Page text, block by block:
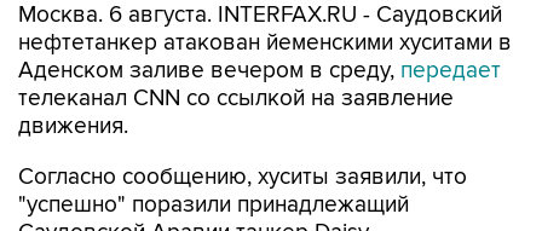
Москва. 6 августа. INTERFAX.RU - Саудовский
нефтетанкер атакован йеменскими хуситами в
Аденском заливе вечером в среду, передает
телеканал CNN со ссылкой на заявление
движения.
Согласно сообщению, хуситы заявили, что
"успешно" поразили принадлежащий